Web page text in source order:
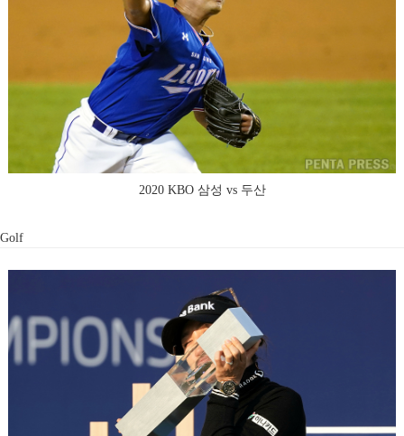
2020 KBO 삼성 vs 두산
Golf